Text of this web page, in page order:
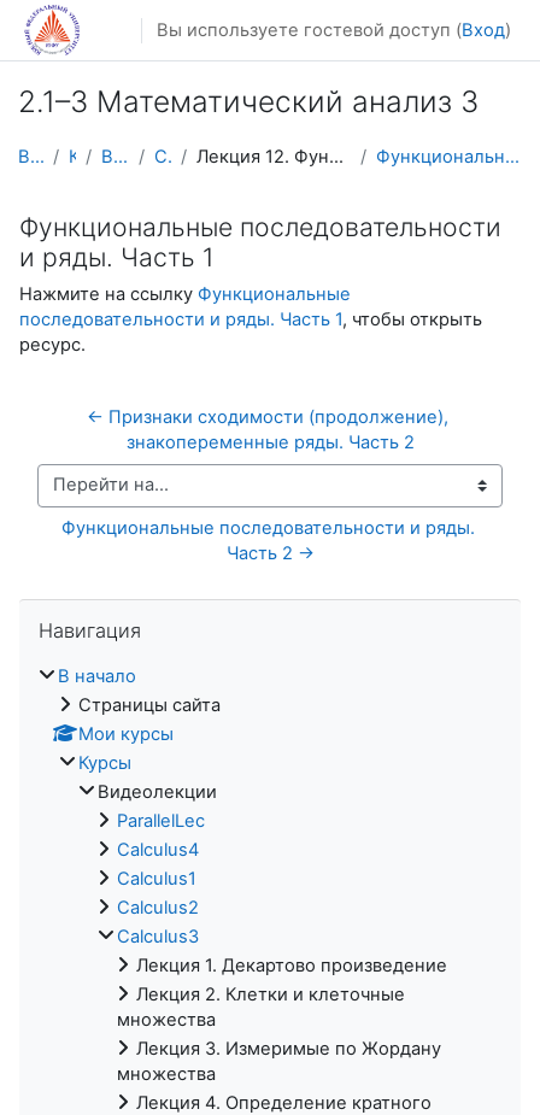
Перейти к основному содержанию
Вы используете гостевой доступ (Вход)
2.1–3 Математический анализ 3
В начало Курсы Видеолекции Calculus3 Лекция 12. Функциональные последовательности и ряды Функциональные последовательности и ряды. Часть 1
Функциональные последовательности
и ряды. Часть 1
Нажмите на ссылку Функциональные
последовательности и ряды. Часть 1, чтобы открыть
ресурс.
← Признаки сходимости (продолжение),
знакопеременные ряды. Часть 2
Перейти на...
Функциональные последовательности и ряды.
Часть 2 →
Навигация
В начало
Страницы сайта
Мои курсы
Курсы
Видеолекции
ParallelLec
Calculus4
Calculus1
Calculus2
Calculus3
Лекция 1. Декартово произведение
Лекция 2. Клетки и клеточные
множества
Лекция 3. Измеримые по Жордану
множества
Лекция 4. Определение кратного